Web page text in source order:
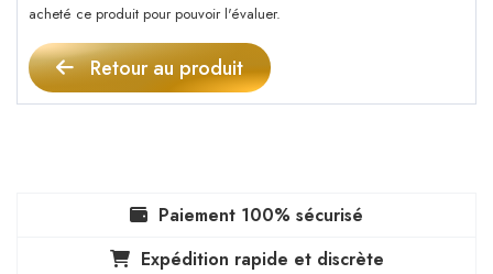
acheté ce produit pour pouvoir l'évaluer.
Retour au produit
Paiement 100% sécurisé
Expédition rapide et discrète